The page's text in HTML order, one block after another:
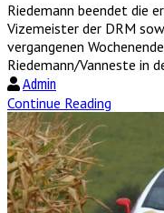
Riedemann beendet die
Vizemeister der DRM
vergangenen
Riedemann/Vanneste in
Admin
Continue Reading